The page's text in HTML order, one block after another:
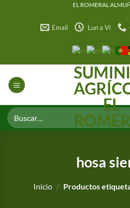
EL ROMERAL
Email Lun a Vi
EL
Buscar
por:
hosa
Inicio / Productos